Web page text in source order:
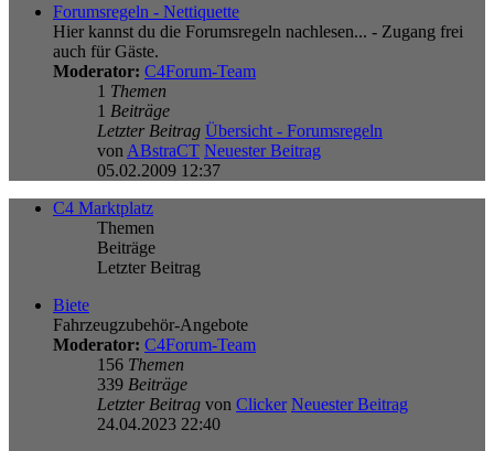
Forumsregeln - Nettiquette
Hier kannst du die Forumsregeln nachlesen... - Zugang frei
auch für Gäste.
Moderator: C4Forum-Team
1 Themen
1 Beiträge
Letzter Beitrag Übersicht - Forumsregeln
von ABstraCT Neuester Beitrag
05.02.2009 12:37
C4 Marktplatz
Themen
Beiträge
Letzter Beitrag
Biete
Fahrzeugzubehör-Angebote
Moderator: C4Forum-Team
156 Themen
339 Beiträge
Letzter Beitrag von Clicker Neuester Beitrag
24.04.2023 22:40